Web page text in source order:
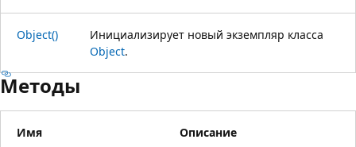
Object()
Инициализирует новый экземпляр класса
Object.
Методы
Имя Описание